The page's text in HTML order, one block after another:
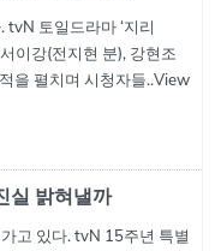
tvN 토일드라마 ‘지리
이강(전지현 분), 강현조
을 펼치며 시청자들..View
실 밝혀낼까
고 있다. tvN 15주년 특별